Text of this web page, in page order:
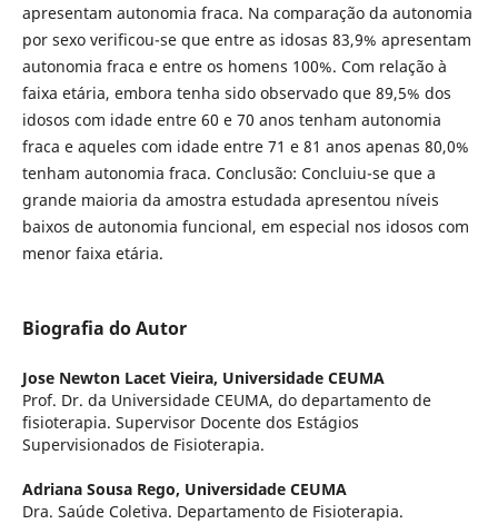
apresentam autonomia fraca. Na comparação da autonomia
por sexo verificou-se que entre as idosas 83,9% apresentam
autonomia fraca e entre os homens 100%. Com relação à
faixa etária, embora tenha sido observado que 89,5% dos
idosos com idade entre 60 e 70 anos tenham autonomia
fraca e aqueles com idade entre 71 e 81 anos apenas 80,0%
tenham autonomia fraca. Conclusão: Concluiu-se que a
grande maioria da amostra estudada apresentou níveis
baixos de autonomia funcional, em especial nos idosos com
menor faixa etária.
Biografia do Autor
Jose Newton Lacet Vieira, Universidade CEUMA
Prof. Dr. da Universidade CEUMA, do departamento de
fisioterapia. Supervisor Docente dos Estágios
Supervisionados de Fisioterapia.
Adriana Sousa Rego, Universidade CEUMA
Dra. Saúde Coletiva. Departamento de Fisioterapia.